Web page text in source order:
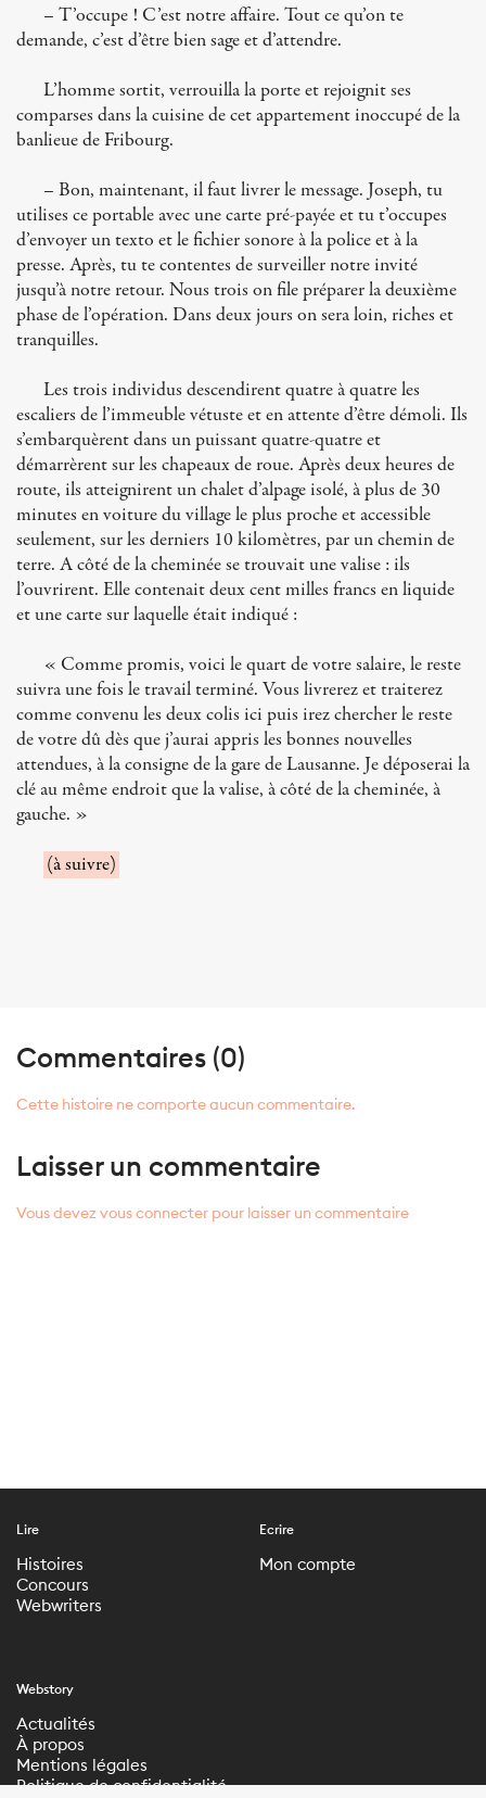
– T’occupe ! C’est notre affaire. Tout ce qu’on te
demande, c’est d’être bien sage et d’attendre.
L’homme sortit, verrouilla la porte et rejoignit ses
comparses dans la cuisine de cet appartement inoccupé de la
banlieue de Fribourg.
– Bon, maintenant, il faut livrer le message. Joseph, tu
utilises ce portable avec une carte pré-payée et tu t’occupes
d’envoyer un texto et le fichier sonore à la police et à la
presse. Après, tu te contentes de surveiller notre invité
jusqu’à notre retour. Nous trois on file préparer la deuxième
phase de l’opération. Dans deux jours on sera loin, riches et
tranquilles.
Les trois individus descendirent quatre à quatre les
escaliers de l’immeuble vétuste et en attente d’être démoli. Ils
s’embarquèrent dans un puissant quatre-quatre et
démarrèrent sur les chapeaux de roue. Après deux heures de
route, ils atteignirent un chalet d’alpage isolé, à plus de 30
minutes en voiture du village le plus proche et accessible
seulement, sur les derniers 10 kilomètres, par un chemin de
terre. A côté de la cheminée se trouvait une valise : ils
l’ouvrirent. Elle contenait deux cent milles francs en liquide
et une carte sur laquelle était indiqué :
« Comme promis, voici le quart de votre salaire, le reste
suivra une fois le travail terminé. Vous livrerez et traiterez
comme convenu les deux colis ici puis irez chercher le reste
de votre dû dès que j’aurai appris les bonnes nouvelles
attendues, à la consigne de la gare de Lausanne. Je déposerai la
clé au même endroit que la valise, à côté de la cheminée, à
gauche. »
(à suivre)
Commentaires (0)
Cette histoire ne comporte aucun commentaire.
Laisser un commentaire
Vous devez vous connecter pour laisser un commentaire
Lire
Histoires
Concours
Webwriters
Ecrire
Mon compte
Webstory
Actualités
À propos
Mentions légales
Politique de confidentialité